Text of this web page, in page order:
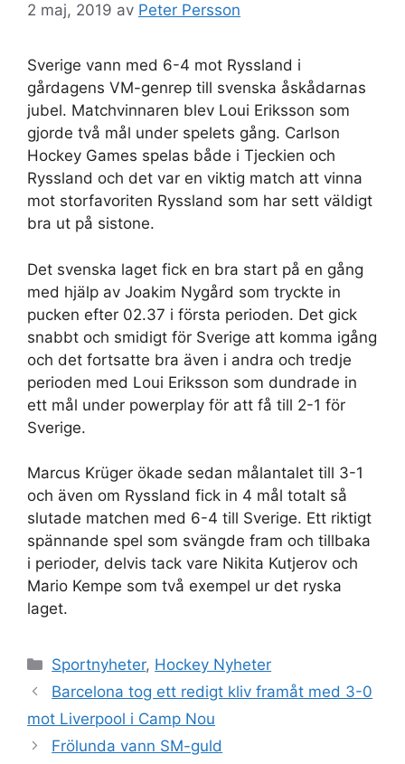
2 maj, 2019 av Peter Persson
Sverige vann med 6-4 mot Ryssland i
gårdagens VM-genrep till svenska åskådarnas
jubel. Matchvinnaren blev Loui Eriksson som
gjorde två mål under spelets gång. Carlson
Hockey Games spelas både i Tjeckien och
Ryssland och det var en viktig match att vinna
mot storfavoriten Ryssland som har sett väldigt
bra ut på sistone.
Det svenska laget fick en bra start på en gång
med hjälp av Joakim Nygård som tryckte in
pucken efter 02.37 i första perioden. Det gick
snabbt och smidigt för Sverige att komma igång
och det fortsatte bra även i andra och tredje
perioden med Loui Eriksson som dundrade in
ett mål under powerplay för att få till 2-1 för
Sverige.
Marcus Krüger ökade sedan målantalet till 3-1
och även om Ryssland fick in 4 mål totalt så
slutade matchen med 6-4 till Sverige. Ett riktigt
spännande spel som svängde fram och tillbaka
i perioder, delvis tack vare Nikita Kutjerov och
Mario Kempe som två exempel ur det ryska
laget.
Kategorier
Sportnyheter, Hockey Nyheter
Barcelona tog ett redigt kliv framåt med 3-0
mot Liverpool i Camp Nou
Frölunda vann SM-guld